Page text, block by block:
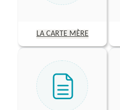
LA CARTE MÈRE